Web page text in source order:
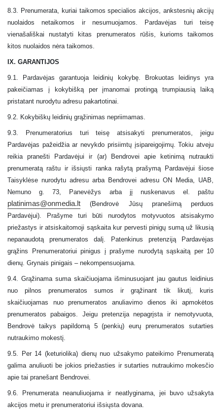
8.3. Prenumerata, kuriai taikomos specialios akcijos, ankstesnių akcijų
nuolaidos netaikomos ir nesumuojamos. Pardavėjas turi teisę
vienašališkai nustatyti kitas prenumeratos rūšis, kurioms taikomos
kitos nuolaidos nėra taikomos.
IX. GARANTIJOS
9.1. Pardavėjas garantuoja leidinių kokybę. Brokuotas leidinys yra
pakeičiamas į kokybišką per įmanomai protingą trumpiausią laiką
pristatant nurodytu adresu pakartotinai.
9.2. Kokybiškų leidinių grąžinimas nepriimamas.
9.3. Prenumeratorius turi teisę atsisakyti prenumeratos, jeigu
Pardavėjas pažeidžia ar nevykdo prisiimtų įsipareigojimų. Tokiu atveju
reikia pranešti Pardavėjui ir (ar) Bendrovei apie ketinimą nutraukti
prenumeratą raštu ir išsiųsti ranka rašytą prašymą Pardavėjui šiose
Taisyklėse nurodytu adresu arba Bendrovei adresu ON Media, UAB,
Nemuno g. 73, Panevėžys arba jį nuskenavus el. paštu
platinimas@onmedia.lt (Bendrovė Jūsų pranešimą perduos
Pardavėjui). Prašyme turi būti nurodytos motyvuotos atsisakymo
priežastys ir atsiskaitomoji sąskaita kur pervesti pinigų sumą už likusią
nepanaudotą prenumeratos dalį. Patenkinus pretenziją Pardavėjas
grąžins Prenumeratoriui pinigus į prašyme nurodytą sąskaitą per 10
dienų. Grynais pinigais – nekompensuojama.
9.4. Grąžinama suma skaičiuojama išminusuojant jau gautus leidinius
nuo pilnos prenumeratos sumos ir grąžinant tik likutį, kuris
skaičiuojamas nuo prenumeratos anuliavimo dienos iki apmokėtos
prenumeratos pabaigos. Jeigu pretenzija nepagrįsta ir nemotyvuota,
Bendrovė taikys papildomą 5 (penkių) eurų prenumeratos sutarties
nutraukimo mokestį.
9.5. Per 14 (keturiolika) dienų nuo užsakymo pateikimo Prenumeratą
galima anuliuoti be jokios priežasties ir sutarties nutraukimo mokesčio
apie tai pranešant Bendrovei.
9.6. Prenumerata neanuliuojama ir neatlyginama, jei buvo užsakyta
akcijos metu ir prenumeratoriui išsiųsta dovana.